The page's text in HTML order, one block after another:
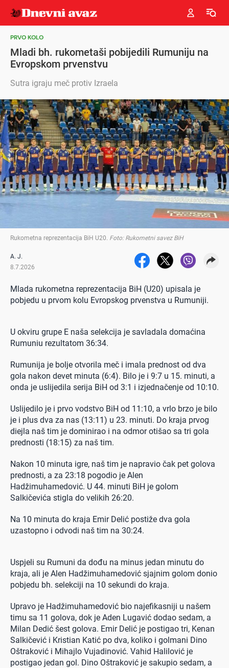
PRVO KOLO
Mladi bh. rukometaši pobijedili Rumuniju na
Evropskom prvenstvu
Sutra igraju meč protiv Izraela
Rukometna reprezentacija BiH U20 Foto: Rukometni savez BiH
A. J.
8.7.2026
Mlada rukometna reprezentacija BiH (U20) upisala je
pobjedu u prvom kolu Evropskog prvenstva u Rumuniji.
U okviru grupe E naša selekcija je savladala domaćina
Rumuniu rezultatom 36:34.
Rumunija je bolje otvorila meč i imala prednost od dva
gola nakon devet minuta (6:4). Bilo je i 9:7 u 15. minuti, a
onda je uslijedila serija BiH od 3:1 i izjednačenje od 10:10.
Uslijedilo je i prvo vodstvo BiH od 11:10, a vrlo brzo je bilo
je i plus dva za nas (13:11) u 23. minuti. Do kraja prvog
diejla naš tim je dominirao i na odmor otišao sa tri gola
prednosti (18:15) za naš tim.
Nakon 10 minuta igre, naš tim je napravio čak pet golova
prednosti, a za 23:18 pogodio je Alen
Hadžimuhamedović. U 44. minuti BiH je golom
Salkičevića stigla do velikih 26:20.
Na 10 minuta do kraja Emir Delić postiže dva gola
uzastopno i odvodi naš tim na 30:24.
Uspjeli su Rumuni da dođu na minus jedan minutu do
kraja, ali je Alen Hadžimuhamedović sjajnim golom donio
pobjedu bh. selekciji na 10 sekundi do kraja.
Upravo je Hadžimuhamedović bio najefikasniji u našem
timu sa 11 golova, dok je Aden Lugavić dodao sedam, a
Milan Dedić šest golova. Emir Delić je postigao tri, Kenan
Salkičević i Kristian Katić po dva, koliko i golmani Dino
Oštraković i Mihajlo Vujadinović. Vahid Halilović je
postigao jedan gol. Dino Oštraković je sakupio sedam, a